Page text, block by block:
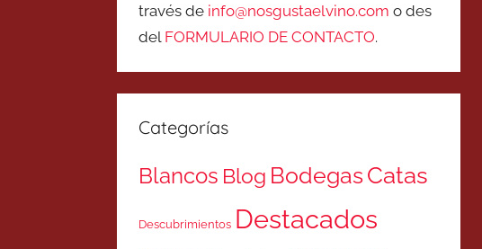
través de info@nosgustaelvino.com o des
del FORMULARIO DE CONTACTO.
Categorías
Blancos Blog BodegasCatas
Descubrimientos Destacados